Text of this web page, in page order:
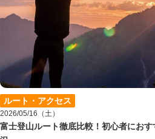
ルート・アクセス
2026/05/16（土）
富士登山ルート徹底比較！初心者にお